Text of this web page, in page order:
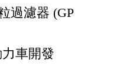
過濾器 (GP
車開發